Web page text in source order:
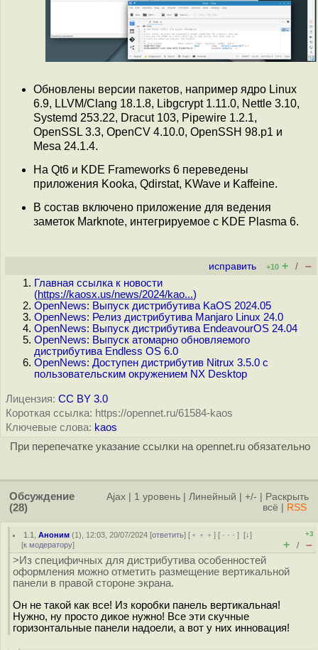
Обновлены версии пакетов, например ядро Linux
6.9, LLVM/Clang 18.1.8, Libgcrypt 1.11.0, Nettle 3.10,
Systemd 253.22, Dracut 103, Pipewire 1.2.1,
OpenSSL 3.3, OpenCV 4.10.0, OpenSSH 98.p1 и
Mesa 24.1.4.
На Qt6 и KDE Frameworks 6 переведены
приложения Kooka, Qdirstat, KWave и Kaffeine.
В состав включено приложение для ведения
заметок Marknote, интегрируемое с KDE Plasma 6.
исправить +10 + / –
Главная ссылка к новости
(https://kaosx.us/news/2024/kao...)
OpenNews: Выпуск дистрибутива KaOS 2024.05
OpenNews: Релиз дистрибутива Manjaro Linux 24.0
OpenNews: Выпуск дистрибутива EndeavourOS 24.04
OpenNews: Выпуск атомарно обновляемого
дистрибутива Endless OS 6.0
OpenNews: Доступен дистрибутив Nitrux 3.5.0 с
пользовательским окружением NX Desktop
Лицензия: CC BY 3.0
Короткая ссылка: https://opennet.ru/61584-kaos
Ключевые слова: kaos
При перепечатке указание ссылки на opennet.ru обязательно
Обсуждение
(28)
Ajax 1 уровень Линейный +/-
Раскрыть
всё
RSS
1.1 ,Аноним (1), 12:03, 20/07/2024 [ответить] [ ﹢﹢﹢] [ · · ·][↓]
[к модератору]
+3
+ / –
>Из специфичных для дистрибутива особенностей
оформления можно отметить размещение вертикальной
панели в правой стороне экрана.
Он не такой как все! Из коробки панель вертикальная!
Нужно, ну просто дикое нужно! Все эти скучные
горизонтальные панели надоели, а вот у них инновация!